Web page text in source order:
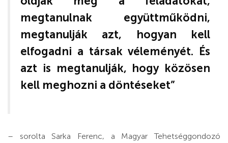
megtanulnak együttműködni,
megtanulják azt, hogyan kell
elfogadni a társak véleményét. És
azt is megtanulják, hogy közösen
kell meghozni a döntéseket”
– sorolta Sarka Ferenc, a Magyar Tehetséggondozó